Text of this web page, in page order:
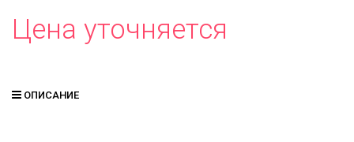
Цена уточняется
ОПИСАНИЕ